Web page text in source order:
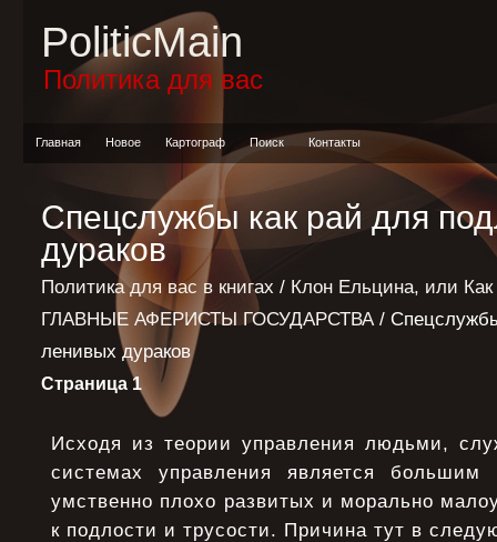
PoliticMain
Политика для вас
Главная Новое Картограф Поиск Контакты
Спецслужбы как рай для
дураков
Политика для вас в книгах / Клон Ельцина, или
ГЛАВНЫЕ АФЕРИСТЫ ГОСУДАРСТВА/
ленивых дураков
Страница 1
Исходя из теории управления людьми,
системах управления является
умственно плохо развитых и морально
к подлости и трусости. Причина тут в